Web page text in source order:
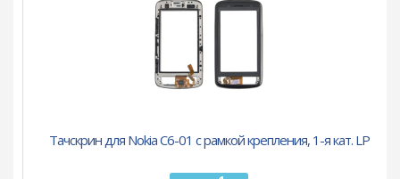
Тачскрин для Nokia C6-01 с рамкой крепления, 1-я кат. LP